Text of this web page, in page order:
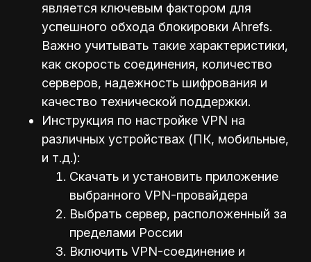
является ключевым фактором для
успешного обхода блокировки Ahrefs.
Важно учитывать такие характеристики,
как скорость соединения, количество
серверов, надежность шифрования и
качество технической поддержки.
Инструкция по настройке VPN на
различных устройствах (ПК, мобильные,
и т.д.):
Скачать и установить приложение
выбранного VPN-провайдера
Выбрать сервер, расположенный за
пределами России
Включить VPN-соединение и